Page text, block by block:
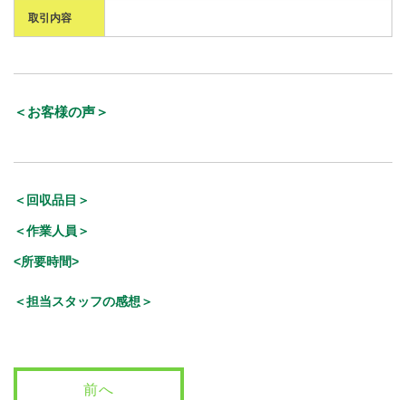
取引内容
＜お客様の声＞
＜回収品目＞
＜作業人員＞
<所要時間>
＜担当スタッフの感想＞
前へ